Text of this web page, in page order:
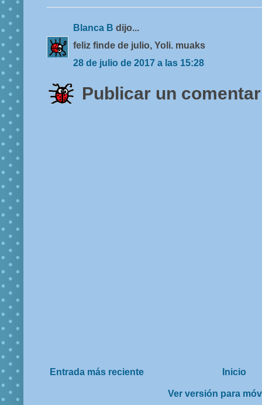
Blanca B dijo...
feliz finde de julio, Yoli. muaks
28 de julio de 2017 a las 15:28
Publicar un
Entrada más reciente Inicio
Ver versión para